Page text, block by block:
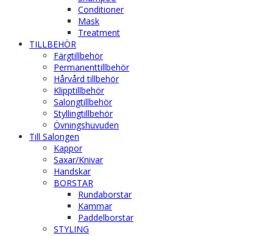
Conditioner
Mask
Treatment
TILLBEHÖR
Färgtillbehör
Permanenttillbehör
Hårvård tillbehör
Klipptillbehör
Salongtillbehör
Styllingtillbehör
Övningshuvuden
Till Salongen
Kappor
Saxar/Knivar
Handskar
BORSTAR
Rundaborstar
Kammar
Paddelborstar
STYLING